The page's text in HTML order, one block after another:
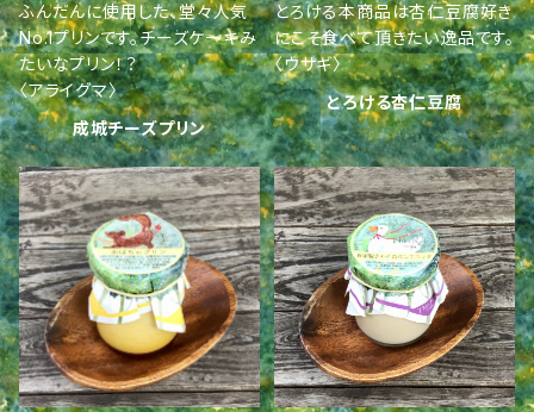
ふんだんに使用した、堂々人気
No.1プリンです。チーズケーキみ
たいなプリン！？
〈アライグマ〉
成城チーズプリン
とろける本商品は杏仁豆腐好き
にこそ食べて頂きたい逸品です。
〈ウサギ〉
とろける杏仁豆腐